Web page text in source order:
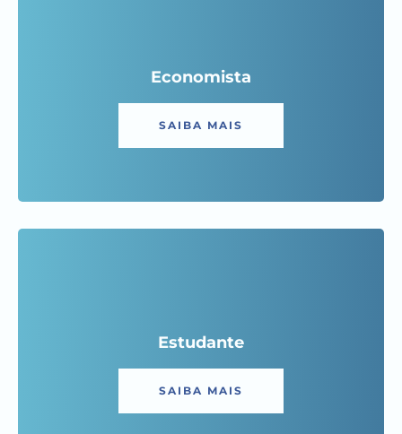
Economista
SAIBA MAIS
Estudante
SAIBA MAIS